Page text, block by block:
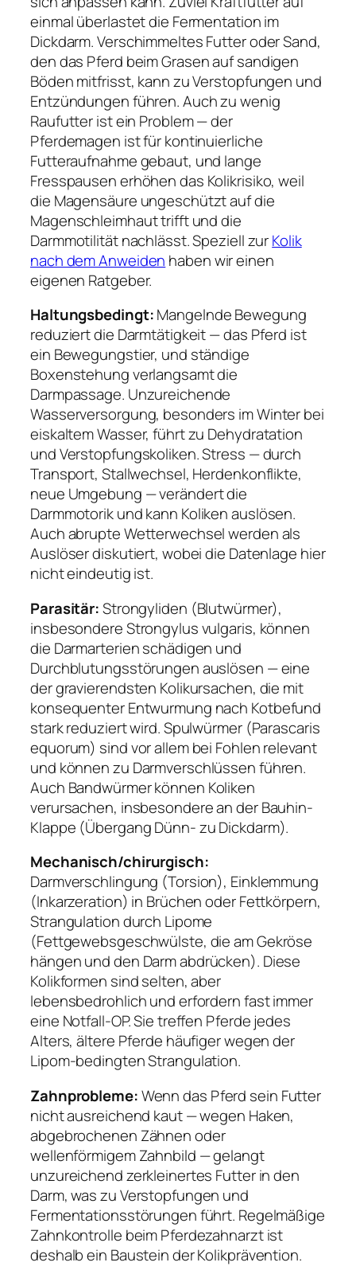
einmal überlastet die Fermentation im
Dickdarm. Verschimmeltes Futter oder Sand,
den das Pferd beim Grasen auf sandigen
Böden mitfrisst, kann zu Verstopfungen und
Entzündungen führen. Auch zu wenig
Raufutter ist ein Problem — der
Pferdemagen ist für kontinuierliche
Futteraufnahme gebaut, und lange
Fresspausen erhöhen das Kolikrisiko, weil
die Magensäure ungeschützt auf die
Magenschleimhaut trifft und die
Darmmotilität nachlässt. Speziell zurKolik
nach dem Anweiden haben wir einen
eigenen Ratgeber.
Haltungsbedingt:Mangelnde Bewegung
reduziert die Darmtätigkeit — das Pferd ist
ein Bewegungstier, und ständige
Boxenstehung verlangsamt die
Darmpassage. Unzureichende
Wasserversorgung, besonders im Winter bei
eiskaltem Wasser, führt zu Dehydratation
und Verstopfungskoliken. Stress — durch
Transport, Stallwechsel, Herdenkonflikte,
neue Umgebung — verändert die
Darmmotorik und kann Koliken auslösen.
Auch abrupte Wetterwechsel werden als
Auslöser diskutiert, wobei die Datenlage hier
nicht eindeutig ist.
Parasitär:Strongyliden (Blutwürmer),
insbesondere Strongylus vulgaris, können
die Darmarterien schädigen und
Durchblutungsstörungen auslösen — eine
der gravierendsten Kolikursachen, die mit
konsequenter Entwurmung nach Kotbefund
stark reduziert wird. Spulwürmer (Parascaris
equorum) sind vor allem bei Fohlen relevant
und können zu Darmverschlüssen führen.
Auch Bandwürmer können Koliken
verursachen, insbesondere an der Bauhin-
Klappe (Übergang Dünn- zu Dickdarm).
Mechanisch/chirurgisch:
Darmverschlingung (Torsion), Einklemmung
(Inkarzeration) in Brüchen oder Fettkörpern,
Strangulation durch Lipome
(Fettgewebsgeschwülste, die am Gekröse
hängen und den Darm abdrücken). Diese
Kolikformen sind selten, aber
lebensbedrohlich und erfordern fast immer
eine Notfall-OP. Sie treffen Pferde jedes
Alters, ältere Pferde häufiger wegen der
Lipom-bedingten Strangulation.
Zahnprobleme:Wenn das Pferd sein Futter
nicht ausreichend kaut — wegen Haken,
abgebrochenen Zähnen oder
wellenförmigem Zahnbild — gelangt
unzureichend zerkleinertes Futter in den
Darm, was zu Verstopfungen und
Fermentationsstörungen führt. Regelmäßige
Zahnkontrolle beim Pferdezahnarzt ist
deshalb ein Baustein der Kolikprävention.